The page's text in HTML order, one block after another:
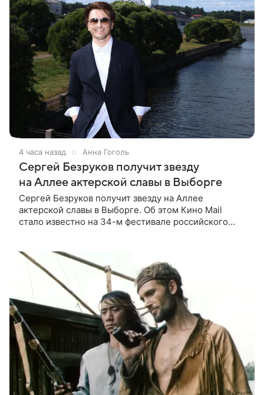
4 часа назад Анна Гоголь
Сергей Безруков получит звезду
на Аллее актерской славы в Выборге
Сергей Безруков получит звезду на Аллее
актерской славы в Выборге. Об этом Кино Mail
стало известно на 34-м фестивале российского